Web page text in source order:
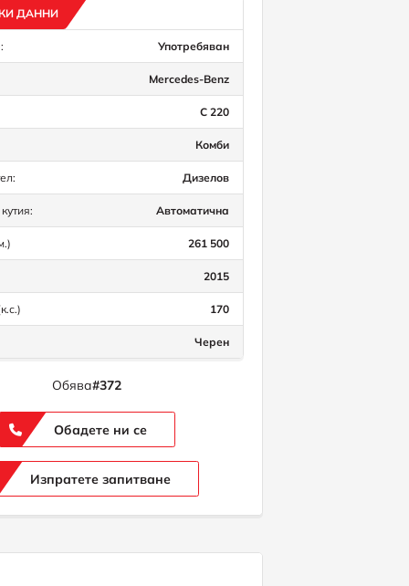
ДАННИ
Употребяван
Mercedes-Benz
C 220
Комби
Дизелов
Автоматична
261 500
2015
170
Черен
Обява#372
Обадете ни се
Изпратете запитване